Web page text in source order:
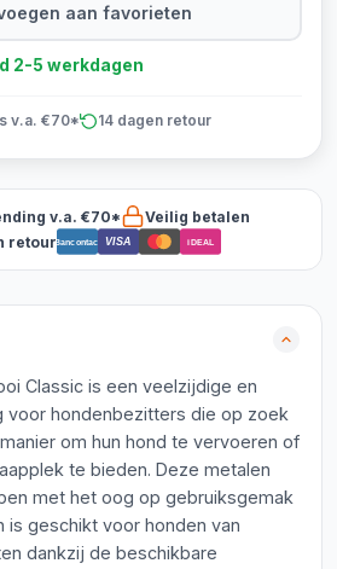
aan favorieten
2-5 werkdagen
v.a. €70* 14 dagen retour
v.a. €70*
Veilig betalen
retourBancontact VISA iDEAL
Classic is een veelzijdige en
voor hondenbezitters die op zoek
om hun hond te vervoeren of
te bieden. Deze metalen
met het oog op gebruiksgemak
is geschikt voor honden van
dankzij de beschikbare